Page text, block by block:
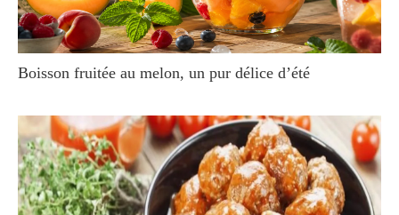
Boisson fruitée au melon, un pur délice d’été